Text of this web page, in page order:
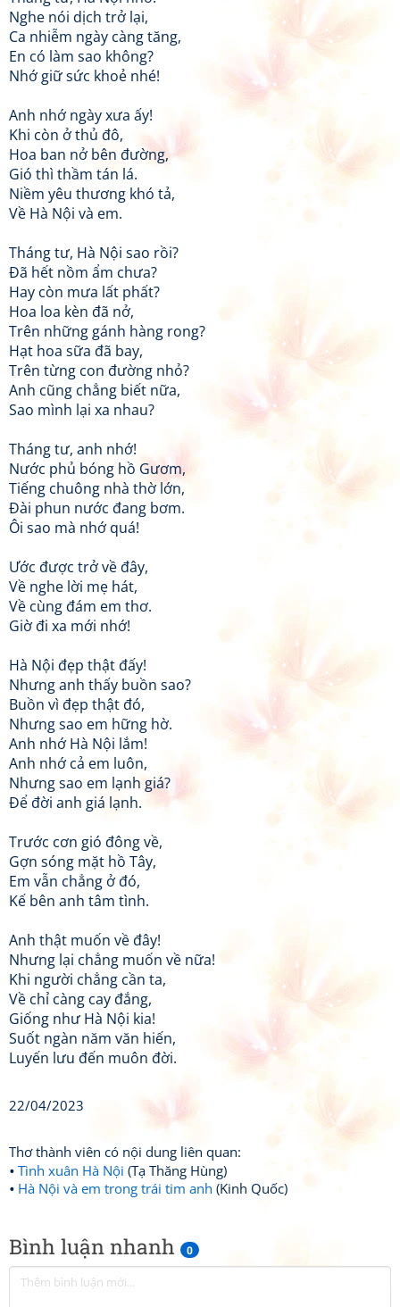
Bình luận nhanh 0
Nghe nói dịch trở lại,
Ca nhiễm ngày càng tăng,
En có làm sao không?
Nhớ giữ sức khoẻ nhé!
Anh nhớ ngày xưa ấy!
Khi còn ở thủ đô,
Hoa ban nở bên đường,
Gió thì thầm tán lá.
Niềm yêu thương khó tả,
Về Hà Nội và em.
Tháng tư, Hà Nội sao rồi?
Đã hết nồm ẩm chưa?
Hay còn mưa lất phất?
Hoa loa kèn đã nở,
Trên những gánh hàng rong?
Hạt hoa sữa đã bay,
Trên từng con đường nhỏ?
Anh cũng chẳng biết nữa,
Sao mình lại xa nhau?
Tháng tư, anh nhớ!
Nước phủ bóng hồ Gươm,
Tiếng chuông nhà thờ lớn,
Đài phun nước đang bơm.
Ôi sao mà nhớ quá!
Ước được trở về đây,
Về nghe lời mẹ hát,
Về cùng đám em thơ.
Giờ đi xa mới nhớ!
Hà Nội đẹp thật đấy!
Nhưng anh thấy buồn sao?
Buồn vì đẹp thật đó,
Nhưng sao em hững hờ.
Anh nhớ Hà Nội lắm!
Anh nhớ cả em luôn,
Nhưng sao em lạnh giá?
Để đời anh giá lạnh.
Trước cơn gió đông về,
Gợn sóng mặt hồ Tây,
Em vẫn chẳng ở đó,
Kế bên anh tâm tình.
Anh thật muốn về đây!
Nhưng lại chẳng muốn về nữa!
Khi người chẳng cần ta,
Về chỉ càng cay đắng,
Giống như Hà Nội kia!
Suốt ngàn năm văn hiến,
Luyến lưu đến muôn đời.
22/04/2023
Thơ thành viên có nội dung liên quan:
Tình xuân Hà Nội (Tạ Thăng Hùng)
Hà Nội và em trong trái tim anh (Kinh Quốc)